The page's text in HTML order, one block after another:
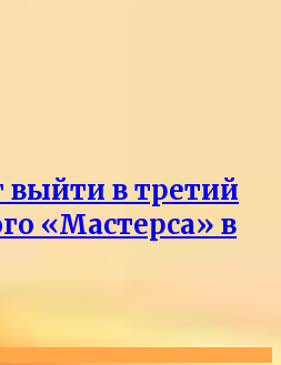
выйти в третий
«Мастерса» в